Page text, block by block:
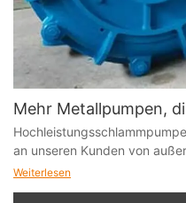
Mehr Metallpumpen,
an unseren Kunden von
Weiterlesen